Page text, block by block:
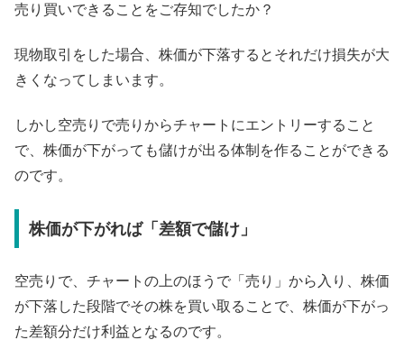
売り買いできることをご存知でしたか？
現物取引をした場合、株価が下落するとそれだけ損失が大
きくなってしまいます。
しかし空売りで売りからチャートにエントリーすること
で、株価が下がっても儲けが出る体制を作ることができる
のです。
株価が下がれば「差額で儲け」
空売りで、チャートの上のほうで「売り」から入り、株価
が下落した段階でその株を買い取ることで、株価が下がっ
た差額分だけ利益となるのです。